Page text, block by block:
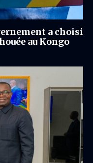
a choisi
au Kongo